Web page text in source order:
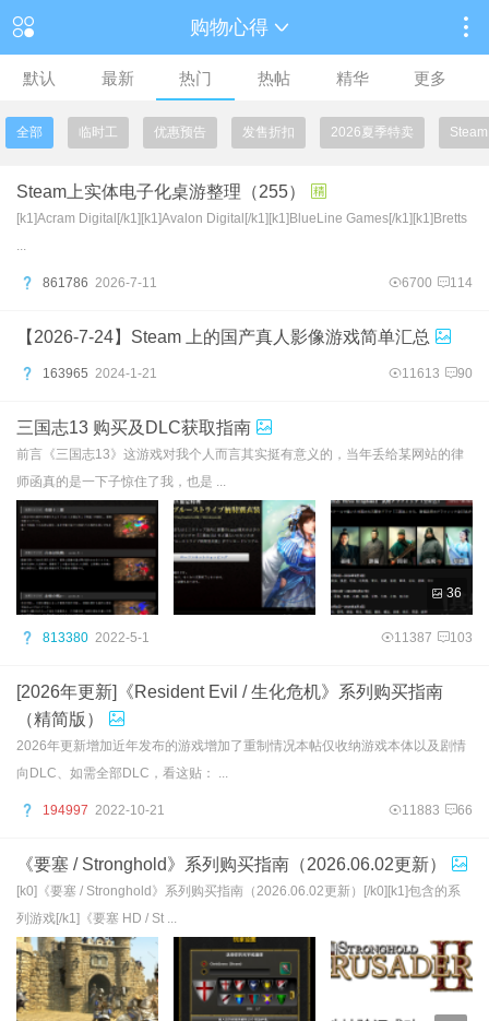
购物心得
默认 最新 热门 热帖 精华 更多
全部 临时工 优惠预告 发售折扣 2026夏季特卖
Steam上实体电子化桌游整理（255）
[k1]Acram Digital[/k1][k1]Avalon Digital[/k1][k1]BlueLine Games[/k1][k1]Bretts
...
861786 2026-7-11 6700 114
【2026-7-24】Steam 上的国产真人影像游戏简单汇总
163965 2024-1-21 11613 90
三国志13 购买及DLC获取指南
前言《三国志13》这游戏对我个人而言其实挺有意义的，当年丢给某网站的律
师函真的是一下子惊住了我，也是 ...
36
813380 2022-5-1 11387 103
[2026年更新]《Resident Evil / 生化危机》系列购买指南
（精简版）
2026年更新增加近年发布的游戏增加了重制情况本帖仅收纳游戏本体以及剧情
向DLC、如需全部DLC，看这贴： ...
194997 2022-10-21 11883 66
《要塞 / Stronghold》系列购买指南（2026.06.02更新）
[k0]《要塞 / Stronghold》系列购买指南（2026.06.02更新）[/k0][k1]包含的系
列游戏[/k1]《要塞 HD / St ...